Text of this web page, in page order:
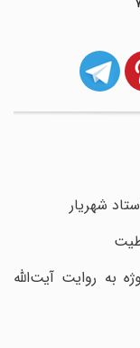
شهریار
روایت آیت‌الله